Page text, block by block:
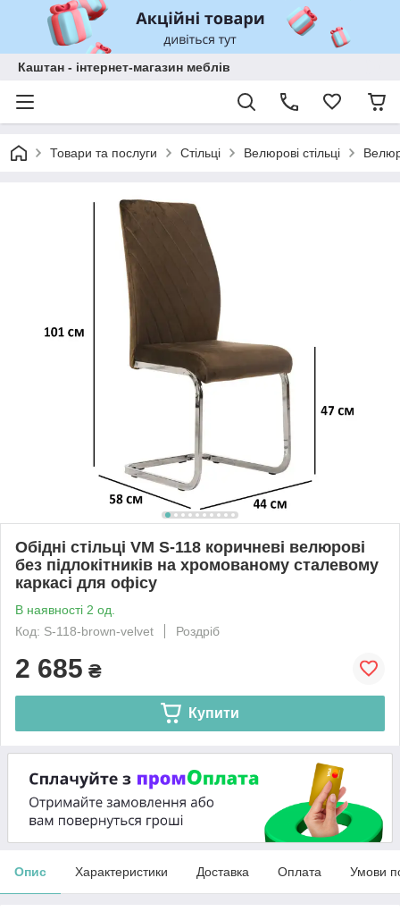
Каштан - інтернет-магазин меблів
Товари та послуги Стільці Велюрові стільці
Обідні стільці VM S-118 коричневі велюрові
без підлокітників на хромованому сталевому
каркасі для офісу
В наявності 2 од.
Код: S-118-brown-velvet
Роздріб
2 685 ₴
Купити
Опис Характеристики Доставка Оплата Умови